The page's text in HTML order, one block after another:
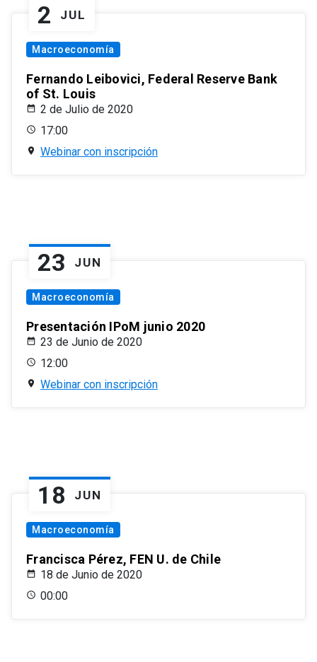
2 JUL
Macroeconomía
Fernando Leibovici, Federal Reserve Bank
of St. Louis
2 de Julio de 2020
17:00
Webinar con inscripción
23 JUN
Macroeconomía
Presentación IPoM junio 2020
23 de Junio de 2020
12:00
Webinar con inscripción
18 JUN
Macroeconomía
Francisca Pérez, FEN U. de Chile
18 de Junio de 2020
00:00